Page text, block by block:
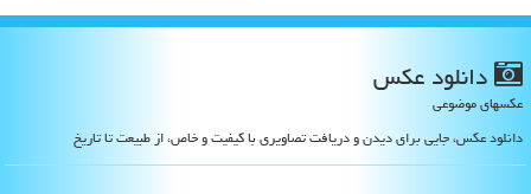
دانلود عكس
عکسهای موضوعی
دانلود عکس، جایی برای دیدن و دریافت تصاویری با کیفیت و خاص، از طبیعت تا تاریخ